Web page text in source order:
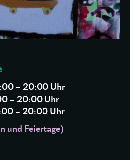
– 20:00 Uhr
– 20:00 Uhr
– 20:00 Uhr
und Feiertage)